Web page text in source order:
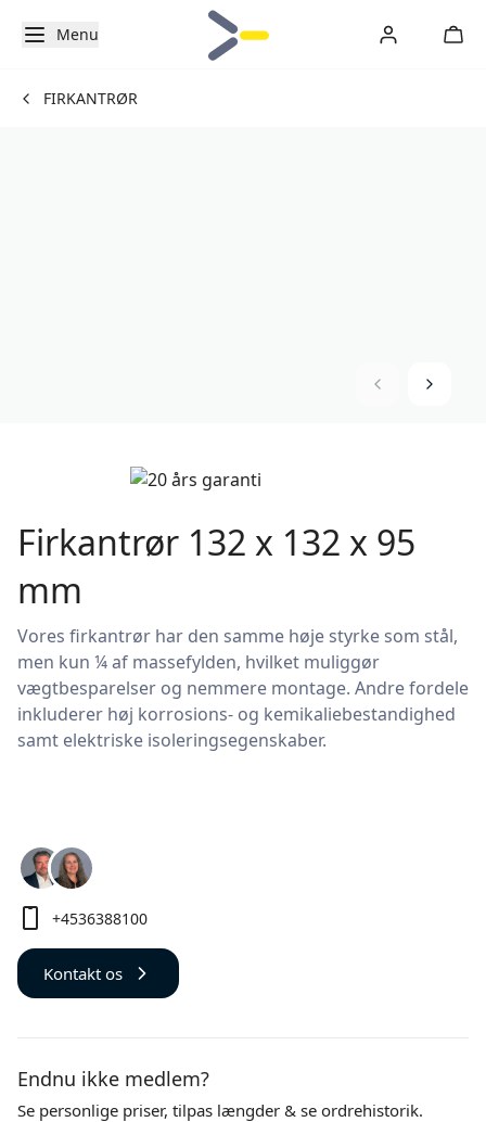
Menu
FIRKANTRØR
Firkantrør 132 x 132 x 95
mm
Vores firkantrør har den samme høje styrke som stål,
men kun ¼ af massefylden, hvilket muliggør
vægtbesparelser og nemmere montage. Andre fordele
inkluderer høj korrosions- og kemikaliebestandighed
samt elektriske isoleringsegenskaber.
+4536388100
Kontakt os
Endnu ikke medlem?
Se personlige priser, tilpas længder & se ordrehistorik.